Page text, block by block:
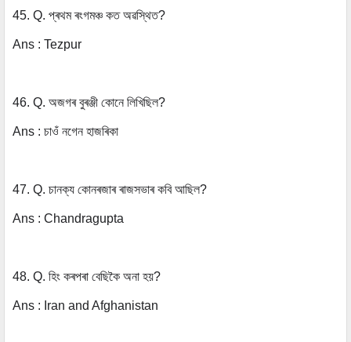
45. Q. প্ৰথম ৰংগমঞ্চ কত অৱস্থিত?
Ans : Tezpur
46. Q. অজগৰ বুৰঞ্জী কোনে লিখিছিল?
Ans : চাওঁ নগেন হাজৰিকা
47. Q. চানক্য কোনৰজাৰ ৰাজসভাৰ কবি আছিল?
Ans : Chandragupta
48. Q. হিং কৰপৰা বেছিকৈ অনা হয়?
Ans : Iran and Afghanistan